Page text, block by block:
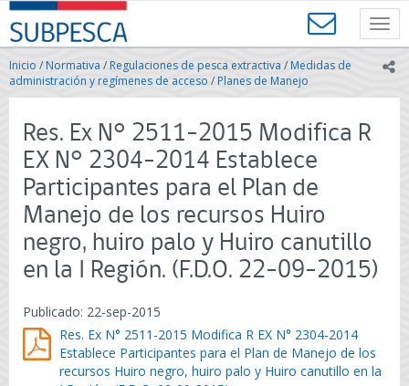
Contenido
principal
SUBPESCA
-
Subsecretaría
de
Pesca
Acuicultura
Gobierno
de
Chile
Inicio /Normativa / Regulaciones de pesca extractiva / Medidas de
administración y regímenes de acceso / Planes de Manejo
Res. Ex N° 2511-2015 Modifica R
EX N° 2304-2014 Establece
Participantes para el Plan de
Manejo de los recursos Huiro
negro, huiro palo y Huiro canutillo
en la I Región. (F.D.O. 22-09-2015)
Publicado: 22-sep-2015
Res. Ex N° 2511-2015 Modifica R EX N° 2304-2014
Establece Participantes para el Plan de Manejo de los
recursos Huiro negro, huiro palo y Huiro canutillo en la